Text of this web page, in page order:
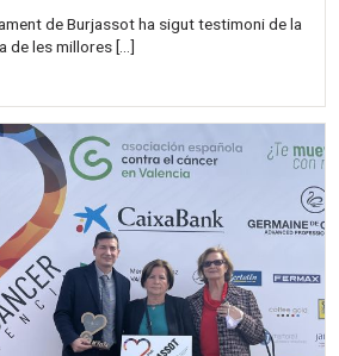
de Burjassot ha sigut testimoni de la
de les millores […]